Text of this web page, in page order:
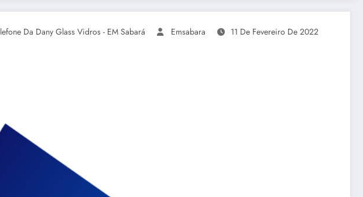
Da Dany Glass Vidros - EM Sabará Emsabara
11 De Fevereiro De 2022